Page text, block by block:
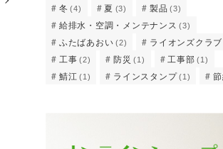
冬 (4) 夏 (3) 製品 (3)
給排水・空調・メンテナンス (3)
ふたばあおい (2) ライオンズクラブ
工事 (2) 防災 (1) 工事部 (1)
鯖江 (1) ラインスタンプ (1)